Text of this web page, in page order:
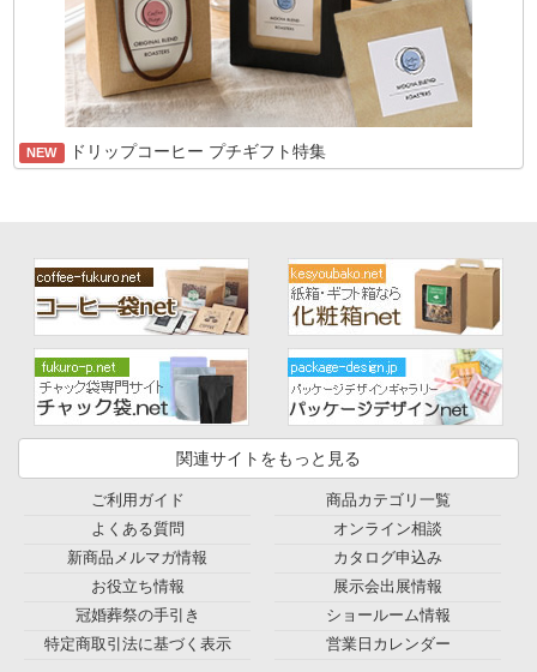
NEW ドリップコーヒー プチギフト特集
関連サイトをもっと見る
ご利用ガイド
よくある質問
新商品メルマガ情報
お役立ち情報
冠婚葬祭の手引き
特定商取引法に基づく表示
商品カテゴリ一覧
オンライン相談
カタログ申込み
展示会出展情報
ショールーム情報
営業日カレンダー